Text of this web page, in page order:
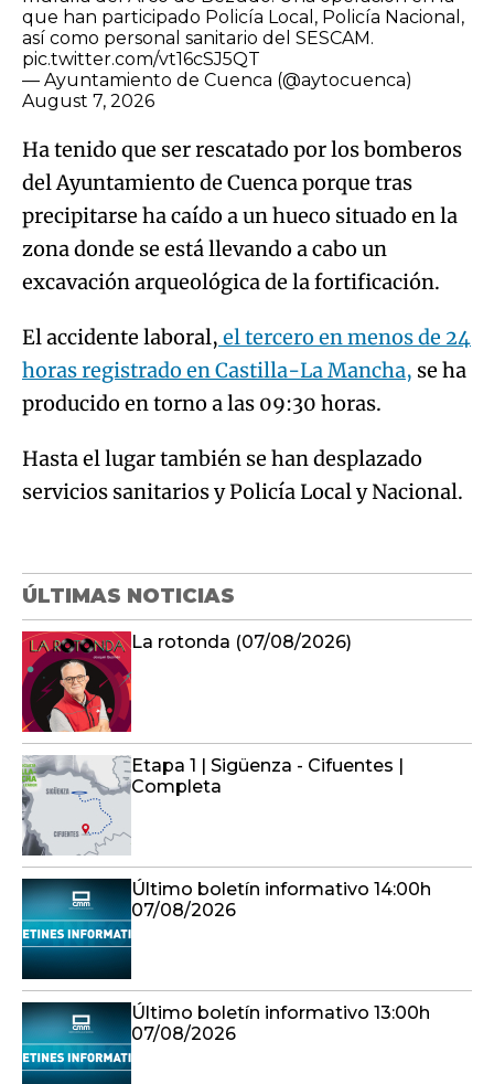
que han participado Policía Local, Policía Nacional,
así como personal sanitario del SESCAM.
pic.twitter.com/vt16cSJ5QT
— Ayuntamiento de Cuenca (@aytocuenca)
August 7, 2026
Ha tenido que ser rescatado por los bomberos
del Ayuntamiento de Cuenca porque tras
precipitarse ha caído a un hueco situado en la
zona donde se está llevando a cabo un
excavación arqueológica de la fortificación.
El accidente laboral, el tercero en menos de 24
horas registrado en Castilla-La Mancha, se ha
producido en torno a las 09:30 horas.
Hasta el lugar también se han desplazado
servicios sanitarios y Policía Local y Nacional.
ÚLTIMAS NOTICIAS
La rotonda (07/08/2026)
Etapa 1 | Sigüenza - Cifuentes |
Completa
Último boletín informativo 14:00h
07/08/2026
Último boletín informativo 13:00h
07/08/2026